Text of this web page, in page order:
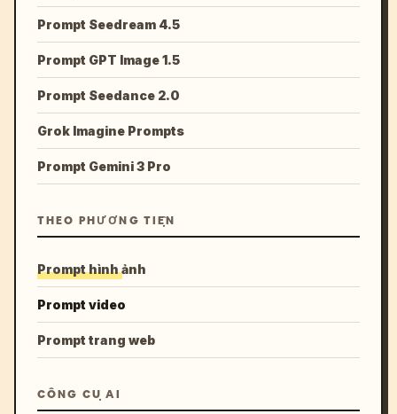
Prompt Seedream 4.5
Prompt GPT Image 1.5
Prompt Seedance 2.0
Grok Imagine Prompts
Prompt Gemini 3 Pro
THEO PHƯƠNG TIỆN
Prompt hình ảnh
Prompt video
Prompt trang web
CÔNG CỤ AI